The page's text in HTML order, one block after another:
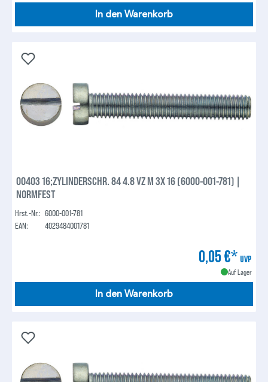
In den Warenkorb
00403 16;ZYLINDERSCHR. 84 4.8 VZ M 3X 16 (6000-001-781) |
NORMFEST
Hrst.-Nr.: 6000-001-781
EAN:
4029484001781
0,05 €* UVP
Auf Lager
In den Warenkorb